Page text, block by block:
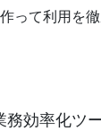
って利用を
務効率化